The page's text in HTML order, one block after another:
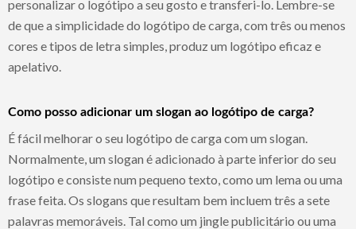
personalizar o logótipo a seu gosto e transferi-lo. Lembre-se
de que a simplicidade do logótipo de carga, com três ou menos
cores e tipos de letra simples, produz um logótipo eficaz e
apelativo.
Como posso adicionar um slogan ao logótipo de carga?
É fácil melhorar o seu logótipo de carga com um slogan.
Normalmente, um slogan é adicionado à parte inferior do seu
logótipo e consiste num pequeno texto, como um lema ou uma
frase feita. Os slogans que resultam bem incluem três a sete
palavras memoráveis. Tal como um jingle publicitário ou uma